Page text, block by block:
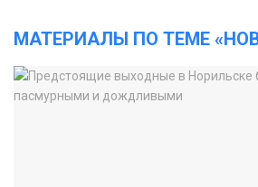
МАТЕРИАЛЫ ПО ТЕМЕ